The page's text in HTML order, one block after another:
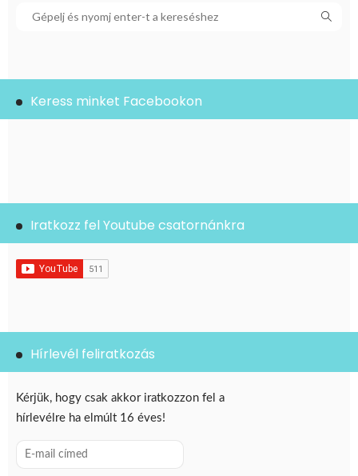
Keress minket Facebookon
Iratkozz fel Youtube csatornánkra
Hírlevél feliratkozás